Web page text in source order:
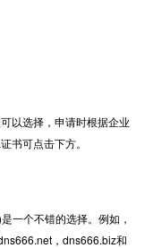
以选择，申请时根据企业
书可点击下方。
一个不错的选择。例如，
，dns666.biz和